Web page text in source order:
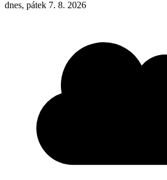
dnes, pátek 7. 8. 2026